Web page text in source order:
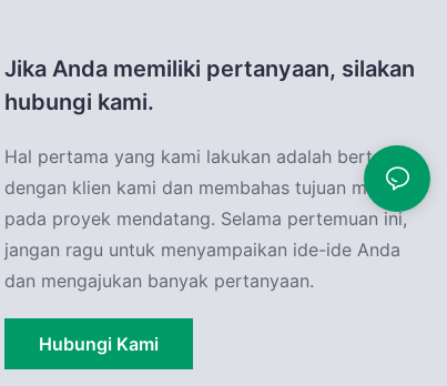
Jika Anda memiliki pertanyaan, silakan
hubungi kami.
Hal pertama yang kami lakukan adalah bertemu
dengan klien kami dan membahas tujuan mereka
pada proyek mendatang. Selama pertemuan ini,
jangan ragu untuk menyampaikan ide-ide Anda
dan mengajukan banyak pertanyaan.
Hubungi Kami